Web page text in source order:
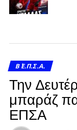
Β΄ Ε.Π.Σ.Α.
Την
μπαράζ
ΕΠΣΑ